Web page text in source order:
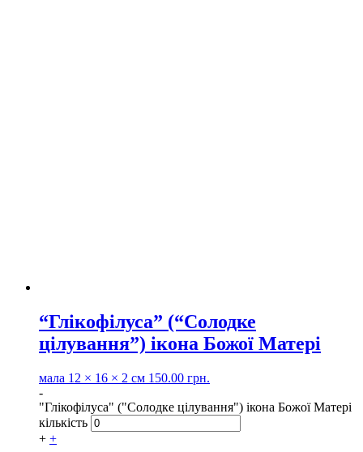
“Глікофілуса” (“Солодке
цілування”) ікона Божої Матері
мала 12 × 16 × 2 см 150.00 грн.
-
"Глікофілуса" ("Солодке цілування") ікона Божої Матері
кількість
+ +